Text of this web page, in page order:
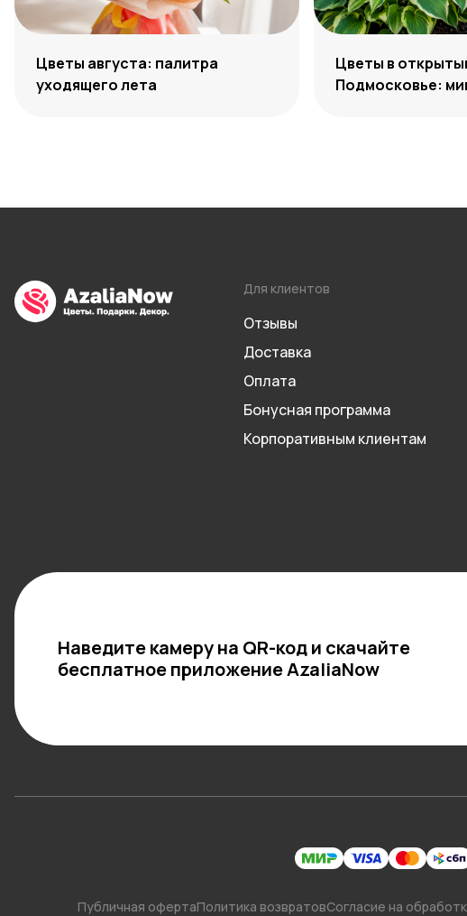
Цветы августа: палитра
уходящего лета
Цветы в
Подмосковье:
Для клиентов
Отзывы
Доставка
Оплата
Бонусная программа
Корпоративным клиентам
Наведите камеру на QR-код и скачайте
бесплатное приложение AzaliaNow
Публичная офертаПолитика возвратовСогласие на